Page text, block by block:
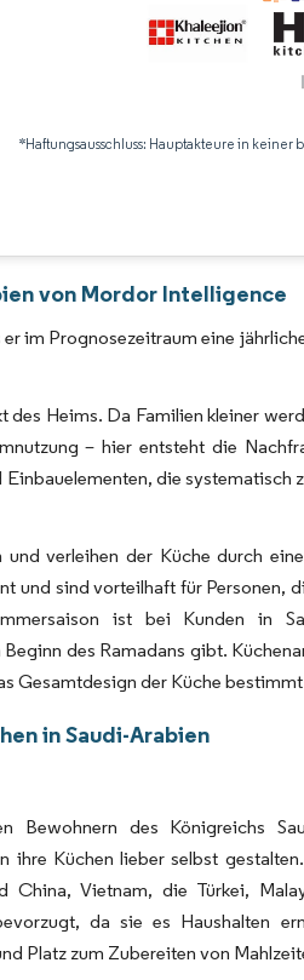
*Haftungsausschluss: Hauptakteure in keiner
von Mordor Intelligence
im Prognosezeitraum eine
Heims. Da Familien kleiner
– hier entsteht die
die systematisch
verleihen der Küche durch
und sind vorteilhaft für Personen,
ist bei Kunden in
des Ramadans gibt.
Gesamtdesign der Küche
in Saudi-Arabien
des Königreichs
Küchen lieber selbst
China, Vietnam, die Türkei,
da sie es Haushalten
Platz zum Zubereiten von